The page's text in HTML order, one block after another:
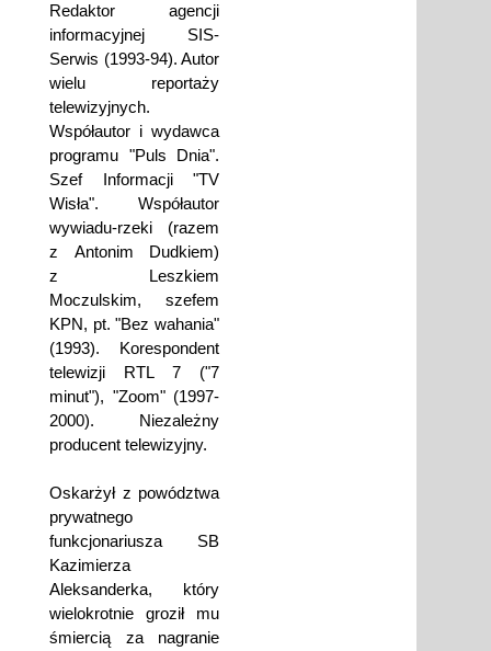
Redaktor agencji
informacyjnej SIS-
Serwis (1993-94). Autor
wielu reportaży
telewizyjnych.
Współautor i wydawca
programu "Puls Dnia".
Szef Informacji "TV
Wisła". Współautor
wywiadu-rzeki (razem
z Antonim Dudkiem)
z Leszkiem
Moczulskim, szefem
KPN, pt. "Bez wahania"
(1993). Korespondent
telewizji RTL 7 ("7
minut"), "Zoom" (1997-
2000). Niezależny
producent telewizyjny.
Oskarżył z powództwa
prywatnego
funkcjonariusza SB
Kazimierza
Aleksanderka, który
wielokrotnie groził mu
śmiercią za nagranie